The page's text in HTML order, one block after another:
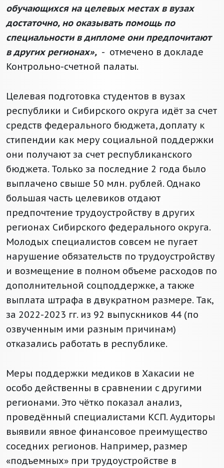
обучающихся на целевых местах в вузах
достаточно, но оказывать помощь по
специальности в дипломе они предпочитают
в других регионах», - отмечено в докладе
Контрольно-счетной палаты.
Целевая подготовка студентов в вузах
республики и Сибирского округа идёт за счет
средств федерального бюджета, доплату к
стипендии как меру социальной поддержки
они получают за счет республиканского
бюджета. Только за последние 2 года было
выплачено свыше 50 млн. рублей. Однако
большая часть целевиков отдают
предпочтение трудоустройству в других
регионах Сибирского федерального округа.
Молодых специалистов совсем не пугает
нарушение обязательств по трудоустройству
и возмещение в полном объеме расходов по
дополнительной соцподдержке, а также
выплата штрафа в двукратном размере. Так,
за 2022-2023 гг. из 92 выпускников 44 (по
озвученным ими разным причинам)
отказались работать в республике.
Меры поддержки медиков в Хакасии не
особо действенны в сравнении с другими
регионами. Это чётко показал анализ,
проведённый специалистами КСП. Аудиторы
выявили явное финансовое преимущество
соседних регионов. Например, размер
«подъемных» при трудоустройстве в